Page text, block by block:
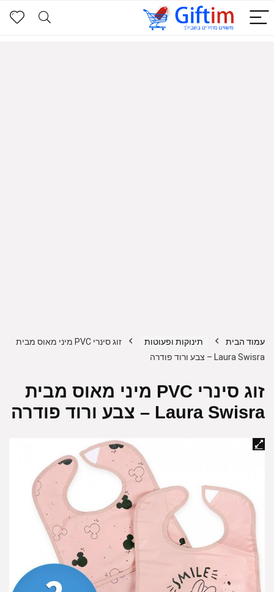
עמוד הבית תינוקות ופעוטות
זוג סינרי PVC מיני מאוס מבית
Laura Swisra – צבע ורוד פודרה
זוג סינרי PVC מיני מאוס מבית
Laura Swisra – צבע ורוד פודרה